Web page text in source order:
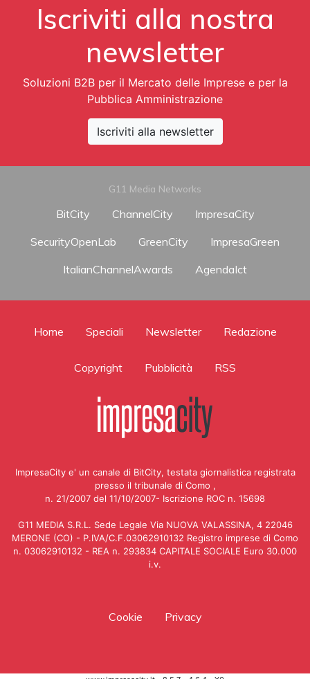
Iscriviti alla nostra
newsletter
Soluzioni B2B per il Mercato delle Imprese e per la
Pubblica Amministrazione
Iscriviti alla newsletter
G11 Media Networks
BitCity ChannelCity
ImpresaCity
SecurityOpenLab
GreenCity
ImpresaGreen
ItalianChannelAwards
AgendaIct
Home Speciali Newsletter Redazione
Copyright Pubblicità RSS
ImpresaCity e' un canale di BitCity, testata giornalistica registrata
presso il tribunale di Como ,
n. 21/2007 del 11/10/2007- Iscrizione ROC n. 15698
G11 MEDIA S.R.L. Sede Legale Via NUOVA VALASSINA, 4 22046
MERONE (CO) - P.IVA/C.F.03062910132 Registro imprese di Como
n. 03062910132 - REA n. 293834 CAPITALE SOCIALE Euro 30.000
i.v.
Cookie Privacy